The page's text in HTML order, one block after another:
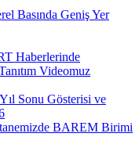
Basında Geniş Yer
Haberlerinde
Videomuz
Sonu Gösterisi ve
BAREM Birimi